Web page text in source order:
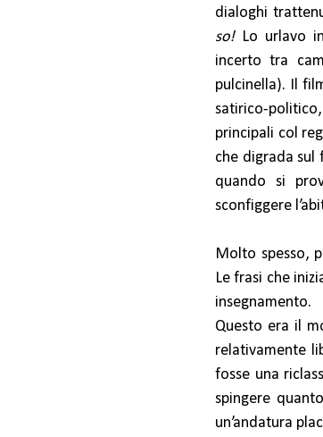
dialoghi
so!Lo urlavo
incerto tra
pulcinella). Il
satirico-
principali col
che digrada sul
quando si
sconfiggere
Molto spesso,
Le frasi che
insegnamento.
Questo era il
relativamente
fosse una
spingere
un’andatura